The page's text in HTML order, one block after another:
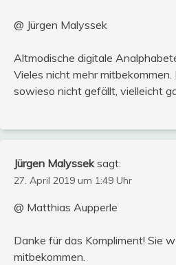
@ Jürgen Malyssek
Altmodische digitale
Vieles nicht mehr
sowieso nicht gefällt, vielleicht
Jürgen Malyssek sagt:
27. April 2019 um 1:49 Uhr
@ Matthias Aupperle
Danke für das Kompliment! Sie
mitbekommen.